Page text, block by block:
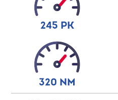
245 PK
320 NM